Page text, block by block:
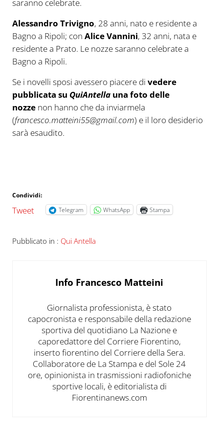
saranno celebrate.
Alessandro Trivigno, 28 anni, nato e residente a
Bagno a Ripoli; con Alice Vannini, 32 anni, nata e
residente a Prato. Le nozze saranno celebrate a
Bagno a Ripoli.
Se i novelli sposi avessero piacere di vedere
pubblicata su QuiAntellauna foto delle
nozzenon hanno che da inviarmela
(francesco.matteini55@gmail.com) e il loro desiderio
sarà esaudito.
Condividi:
Tweet Telegram WhatsApp Stampa
Pubblicato in : Qui Antella
Info Francesco Matteini
Giornalista professionista, è stato
capocronista e responsabile della redazione
sportiva del quotidiano La Nazione e
caporedattore del Corriere Fiorentino,
inserto fiorentino del Corriere della Sera.
Collaboratore de La Stampa e del Sole 24
ore, opinionista in trasmissioni radiofoniche
sportive locali, è editorialista di
Fiorentinanews.com